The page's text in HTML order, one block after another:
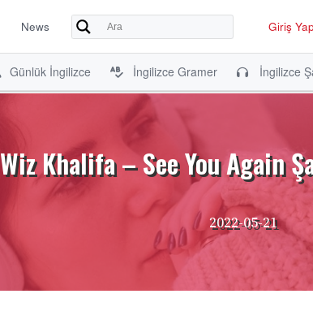
News Giriş Yap
Günlük İngilizce İngilizce Gramer İngilizce
Wiz Khalifa – See You Again
2022-05-21